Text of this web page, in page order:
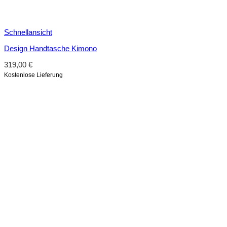
Schnellansicht
Design Handtasche Kimono
319,00 €
Kostenlose Lieferung